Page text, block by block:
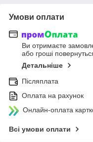
Умови оплати
Ви отримаєте
або гроші
Детальніше
Післяплата
Оплата на рахунок
Онлайн-оплата
Всі умови оплати